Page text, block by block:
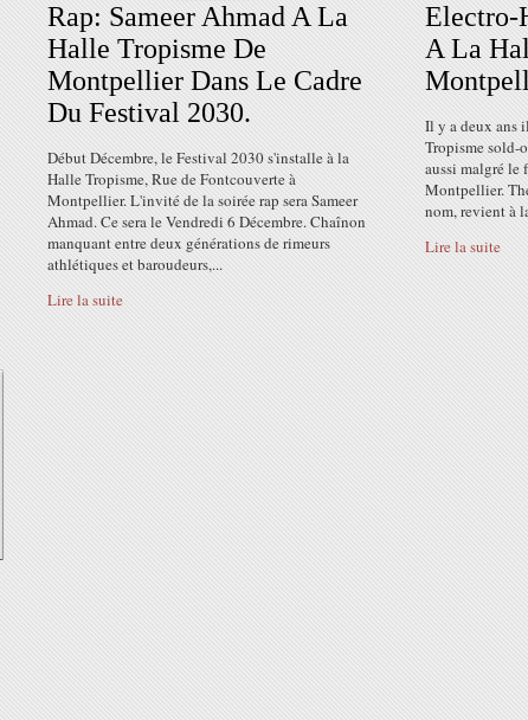
Rap: Sameer Ahmad A La
Halle Tropisme De
Montpellier Dans Le Cadre
Du Festival 2030.
Début Décembre, le Festival 2030 s'installe à la
Halle Tropisme, Rue de Fontcouverte à
Montpellier. L'invité de la soirée rap sera Sameer
Ahmad. Ce sera le Vendredi 6 Décembre. Chaînon
manquant entre deux générations de rimeurs
athlétiques et baroudeurs,...
Lire la suite
Electro-
A La
Il y a deux ans
Tropisme sold-
aussi malgré le
Montpellier.
nom, revient à
Lire la suite